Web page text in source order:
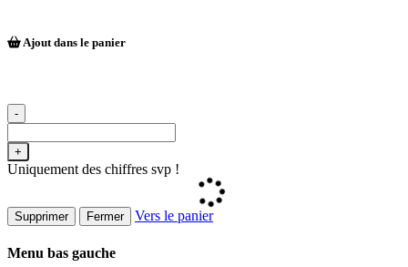
Ajout dans le panier
-
+
Uniquement des chiffres svp !
Supprimer Fermer Vers le panier
Menu bas gauche